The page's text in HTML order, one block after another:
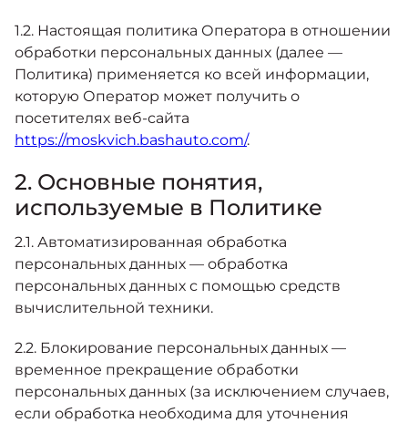
Москвич 8
Практичный семиместный
кроссовер
от 3 125 000 ₽*
1.2. Настоящая политика Оператора в отношении
обработки персональных данных (далее —
Политика) применяется ко всей информации,
которую Оператор может получить о
посетителях веб-сайта
https://moskvich.bashauto.com/.
2. Основные понятия,
используемые в Политике
2.1. Автоматизированная обработка
персональных данных — обработка
персональных данных с помощью средств
вычислительной техники.
2.2. Блокирование персональных данных —
временное прекращение обработки
персональных данных (за исключением случаев,
если обработка необходима для уточнения